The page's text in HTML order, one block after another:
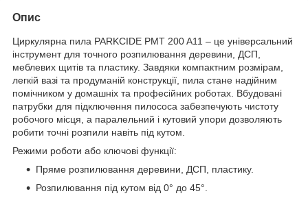
Опис
Циркулярна пила PARKCIDE PMT 200 A11 – це універсальний
інструмент для точного розпилювання деревини, ДСП,
меблевих щитів та пластику. Завдяки компактним розмірам,
легкій вазі та продуманій конструкції, пила стане надійним
помічником у домашніх та професійних роботах. Вбудовані
патрубки для підключення пилососа забезпечують чистоту
робочого місця, а паралельний і кутовий упори дозволяють
робити точні розпили навіть під кутом.
Режими роботи або ключові функції:
Пряме розпилювання деревини, ДСП, пластику.
Розпилювання під кутом від 0° до 45°.